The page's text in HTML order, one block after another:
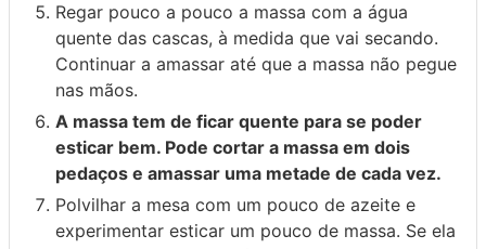
Regar pouco a pouco a massa com a água
quente das cascas, à medida que vai secando.
Continuar a amassar até que a massa não pegue
nas mãos.
A massa tem de ficar quente para se poder
esticar bem. Pode cortar a massa em dois
pedaços e amassar uma metade de cada vez.
Polvilhar a mesa com um pouco de azeite e
experimentar esticar um pouco de massa. Se ela